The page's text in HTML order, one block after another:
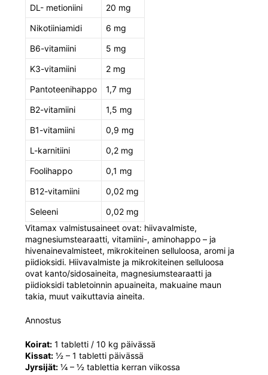
DL- metioniini
20 mg
Nikotiiniamidi
6 mg
B6-vitamiini
5 mg
K3-vitamiini
2 mg
Pantoteenihappo
1,7 mg
B2-vitamiini
1,5 mg
B1-vitamiini
0,9 mg
L-karnitiini
0,2 mg
Foolihappo
0,1 mg
B12-vitamiini
0,02 mg
Seleeni
0,02 mg
Vitamax valmistusaineet ovat: hiivavalmiste,
magnesiumstearaatti, vitamiini-, aminohappo – ja
hivenainevalmisteet, mikrokiteinen selluloosa, aromi ja
piidioksidi. Hiivavalmiste ja mikrokiteinen selluloosa
ovat kanto/sidosaineita, magnesiumstearaatti ja
piidioksidi tabletoinnin apuaineita, makuaine maun
takia, muut vaikuttavia aineita.
Annostus
Koirat: 1 tabletti / 10 kg päivässä
Kissat: ½ – 1 tabletti päivässä
Jyrsijät: ¼ – ½ tablettia kerran viikossa